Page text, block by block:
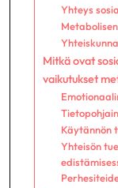
Yhteys
Mitkä ovat
vaikutukset
Käytännön
Yhteisön